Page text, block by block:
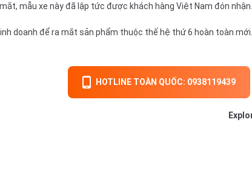
mẫu xe này đã lập tức được khách hàng Việt Nam đón nhận.
doanh để ra mắt sản phẩm thuộc thế hệ thứ 6 hoàn toàn
HOTLINE TOÀN QUỐC: 0938119439